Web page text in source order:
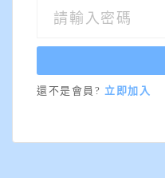
還不是會員? 立即加入